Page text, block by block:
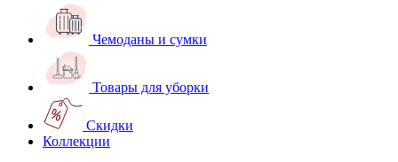
Чемоданы и сумки
Товары для уборки
Скидки
Коллекции